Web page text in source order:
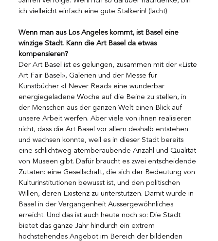
ich vielleicht einfach eine gute Stalkerin! (lacht)
Wenn man aus Los Angeles kommt, ist Basel eine
winzige Stadt. Kann die Art Basel da etwas
kompensieren?
Der Art Basel ist es gelungen, zusammen mit der «Liste
Art Fair Basel», Galerien und der Messe für
Kunstbücher «I Never Read» eine wunderbar
energiegeladene Woche auf die Beine zu stellen, in
der Menschen aus der ganzen Welt einen Blick auf
unsere Arbeit werfen. Aber viele von ihnen realisieren
nicht, dass die Art Basel vor allem deshalb entstehen
und wachsen konnte, weil es in dieser Stadt bereits
eine schlichtweg atemberaubende Anzahl und Qualität
von Museen gibt. Dafür braucht es zwei entscheidende
Zutaten: eine Gesellschaft, die sich der Bedeutung von
Kulturinstitutionen bewusst ist, und den politischen
Willen, deren Existenz zu unterstützen. Damit wurde in
Basel in der Vergangenheit Aussergewöhnliches
erreicht. Und das ist auch heute noch so: Die Stadt
bietet das ganze Jahr hindurch ein extrem
hochstehendes Angebot im Bereich der bildenden